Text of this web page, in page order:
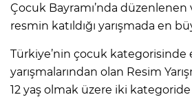
Çocuk Bayramı’nda düzenlenen
resmin katıldığı yarışmada en
Türkiye’nin çocuk kategorisinde
yarışmalarından olan Resim
12 yaş olmak üzere iki